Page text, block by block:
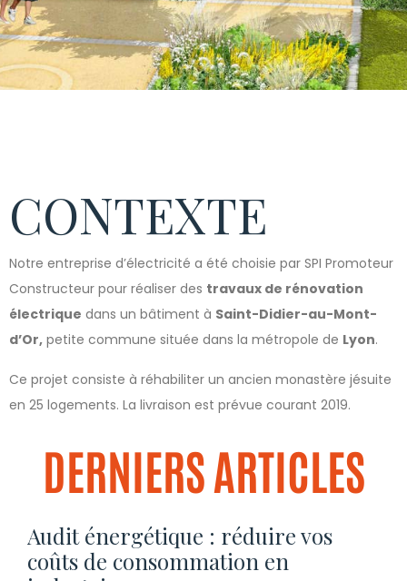
CONTEXTE
Notre entreprise d’électricité a été choisie par SPI Promoteur
Constructeur pour réaliser des travaux de rénovation
électrique dans un bâtiment à Saint-Didier-au-Mont-
d’Or, petite commune située dans la métropole de Lyon.
Ce projet consiste à réhabiliter un ancien monastère jésuite
en 25 logements. La livraison est prévue courant 2019.
DERNIERS ARTICLES
Audit énergétique : réduire vos
coûts de consommation en